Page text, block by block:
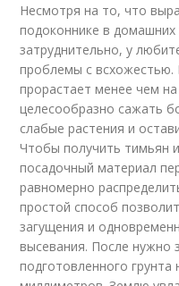
Несмотря на то, что
подоконнике в
затруднительно, у
проблемы с всхожестью.
прорастает менее чем
целесообразно сажать
слабые растения и
Чтобы получить тимьян
посадочный материал
равномерно
простой способ
загущения и
высевания. После нужно
подготовленного